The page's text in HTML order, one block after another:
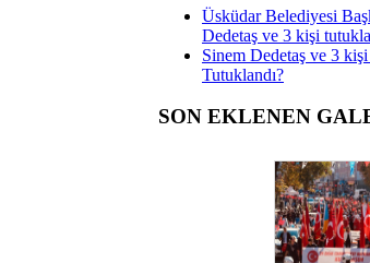
Üsküdar Belediyesi
Dedetaş ve 3 kişi
Sinem Dedetaş ve 3
Tutuklandı?
SON EKLENEN